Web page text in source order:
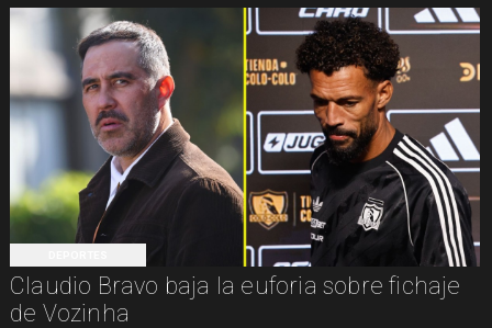
Claudio Bravo baja la euforia sobre fichaje
de Vozinha